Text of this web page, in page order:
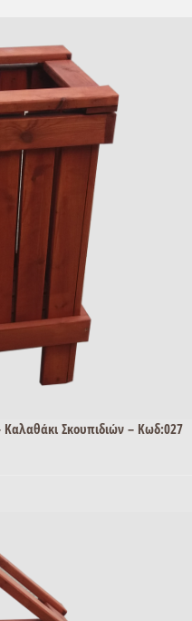
Σκουπιδιών – Κωδ:027